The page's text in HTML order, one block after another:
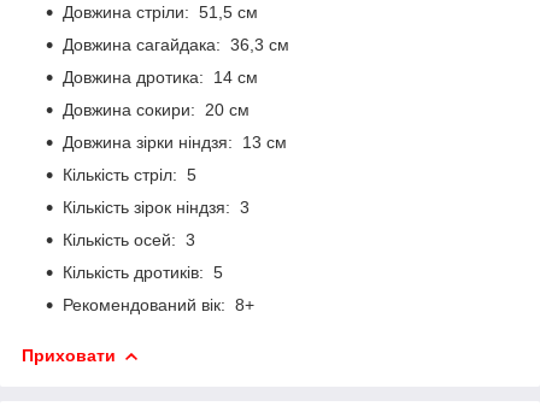
Довжина стріли: 51,5 см
Довжина сагайдака: 36,3 см
Довжина дротика: 14 см
Довжина сокири: 20 см
Довжина зірки ніндзя: 13 см
Кількість стріл: 5
Кількість зірок ніндзя: 3
Кількість осей: 3
Кількість дротиків: 5
Рекомендований вік: 8+
Приховати